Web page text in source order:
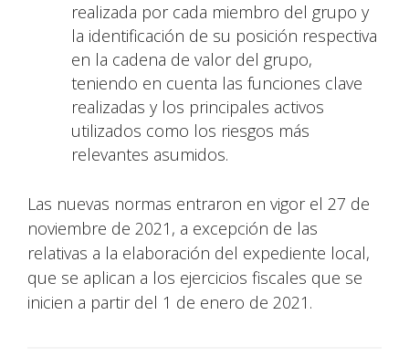
realizada por cada miembro del grupo y
la identificación de su posición respectiva
en la cadena de valor del grupo,
teniendo en cuenta las funciones clave
realizadas y los principales activos
utilizados como los riesgos más
relevantes asumidos.
Las nuevas normas entraron en vigor el 27 de
noviembre de 2021, a excepción de las
relativas a la elaboración del expediente local,
que se aplican a los ejercicios fiscales que se
inicien a partir del 1 de enero de 2021.